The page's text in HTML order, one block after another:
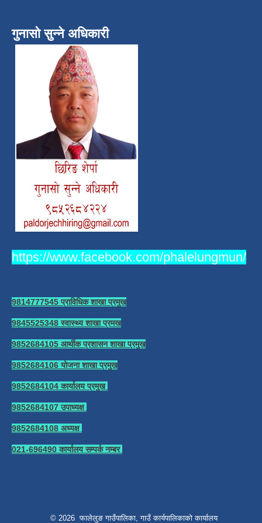
गुनासो सुन्ने अधिकारी
https://www.facebook.com/phalelungmun/
9814777545 प्राविधिक शाखा प्रमुख
9845525348 स्वास्थ्य शाखा प्रमख
9852684105 आर्थीक प्रशासन शाखा प्रमुख
9852684106 योजना शाखा प्रमुख
9852684104 कार्यालय प्रमुख
9852684107 उपाध्यक्ष
9852684108 अध्यक्ष
021-696490 कार्यालय सम्पर्क नम्बर
© 2026 फालेलुङ गाउँपालिका, गाउँ कार्यपालिकाको कार्यालय